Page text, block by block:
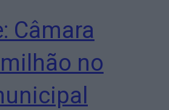
Câmara
no